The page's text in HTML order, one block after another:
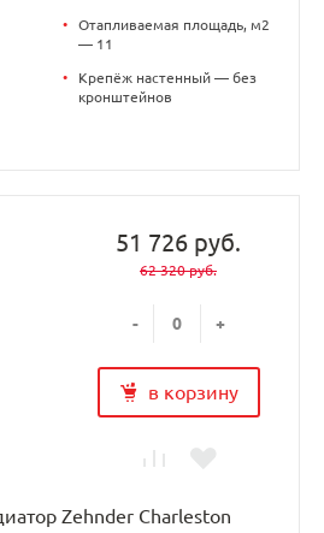
•
Отапливаемая площадь, м2
— 11
•
Крепёж настенный — без
кронштейнов
51 726 руб.
62 320 руб.
- +
в корзину
Zehnder Charleston